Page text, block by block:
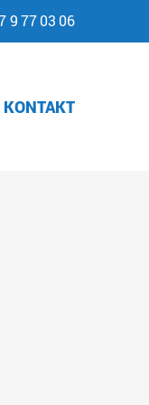
9 77 03 06
KONTAKT